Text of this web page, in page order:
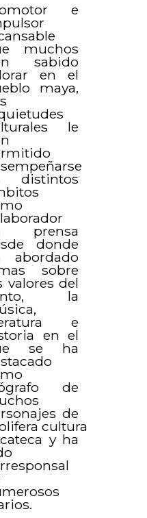
e
muchos
sabido
en el
maya,
le
distintos
prensa
donde
abordado
sobre
valores del
la
e
en el
se ha
de
de
cultura
y ha